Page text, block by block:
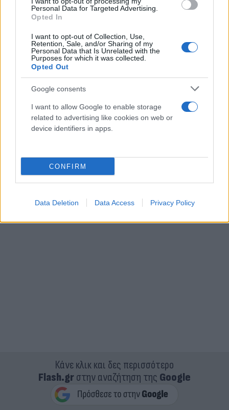
Personal Data for Targeted Advertising.
Opted In
I want to opt-out of Collection, Use,
Retention, Sale, and/or Sharing of my
Personal Data that Is Unrelated with the
Purposes for which it was collected.
Opted Out
Google consents
I want to allow Google to enable storage
related to advertising like cookies on web or
device identifiers in apps.
CONFIRM
Data Deletion Data Access Privacy Policy
τέσσερις ώρες.
Κάνε κλικ και δες περισσότερο
Flash.grστην αναζήτηση της Google